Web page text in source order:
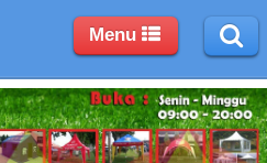
Menu